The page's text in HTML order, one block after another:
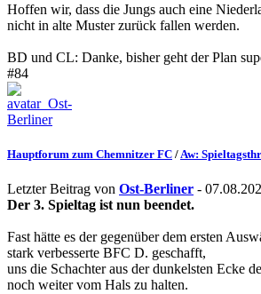
Hoffen wir, dass die Jungs auch eine
nicht in alte Muster zurück fallen werden.
BD und CL: Danke, bisher geht der Plan
#84
Hauptforum zum Chemnitzer FC / Aw:
Letzter Beitrag von Ost-Berliner -
Der 3. Spieltag ist nun beendet.
Fast hätte es der gegenüber dem ersten
stark verbesserte BFC D. geschafft,
uns die Schachter aus der dunkelsten Ecke
noch weiter vom Hals zu halten.